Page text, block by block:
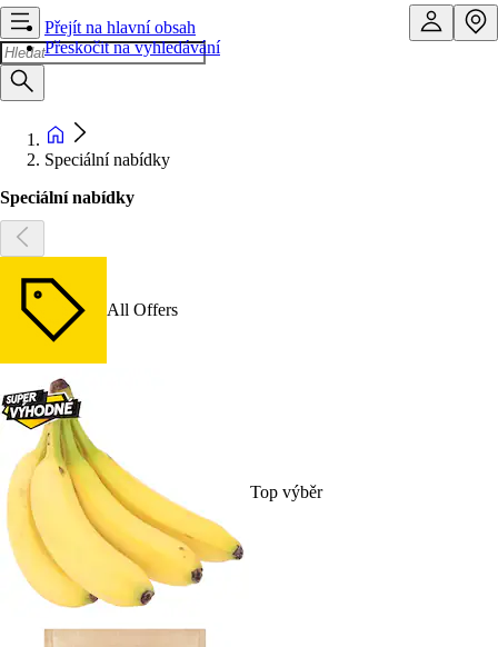
Přejít na hlavní obsah
Přeskočit na vyhledávání
Speciální nabídky
Speciální nabídky
All Offers
Top výběr